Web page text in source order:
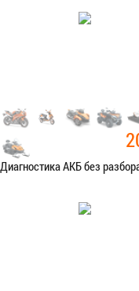
Диагностика
Диагностика АКБ без
Диагностика